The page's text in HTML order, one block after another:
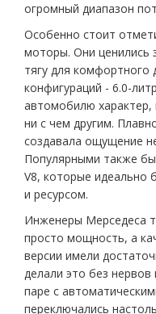
огромный диапазон
Особенно стоит
моторы. Они ценились
тягу для комфортного
конфигураций - 6.0-
автомобилю
ни с чем другим.
создавала ощущение
Популярными также
V8, которые идеально
и ресурсом.
Инженеры Мерседеса
просто мощность, а
версии имели
делали это без
паре с
переключались